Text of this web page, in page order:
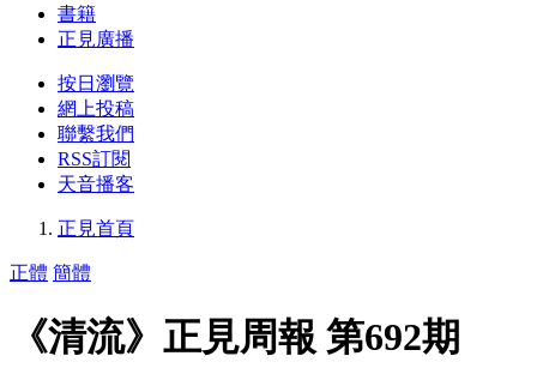
書籍
正見廣播
按日瀏覽
網上投稿
聯繫我們
RSS訂閱
天音播客
正見首頁
正體 簡體
《清流》正見周報 第692期